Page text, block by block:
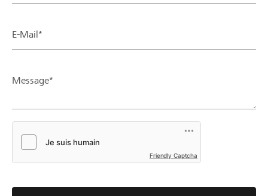
E-Mail*
Message*
Friendly Captcha